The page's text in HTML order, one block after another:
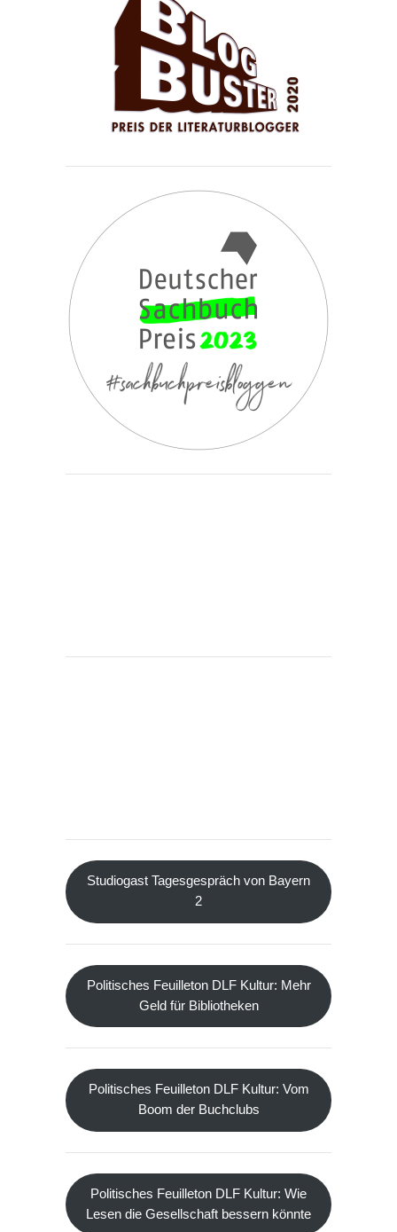
Studiogast Tagesgespräch von Bayern
2
Politisches Feuilleton DLF Kultur: Mehr
Geld für Bibliotheken
Politisches Feuilleton DLF Kultur: Vom
Boom der Buchclubs
Politisches Feuilleton DLF Kultur: Wie
Lesen die Gesellschaft bessern könnte